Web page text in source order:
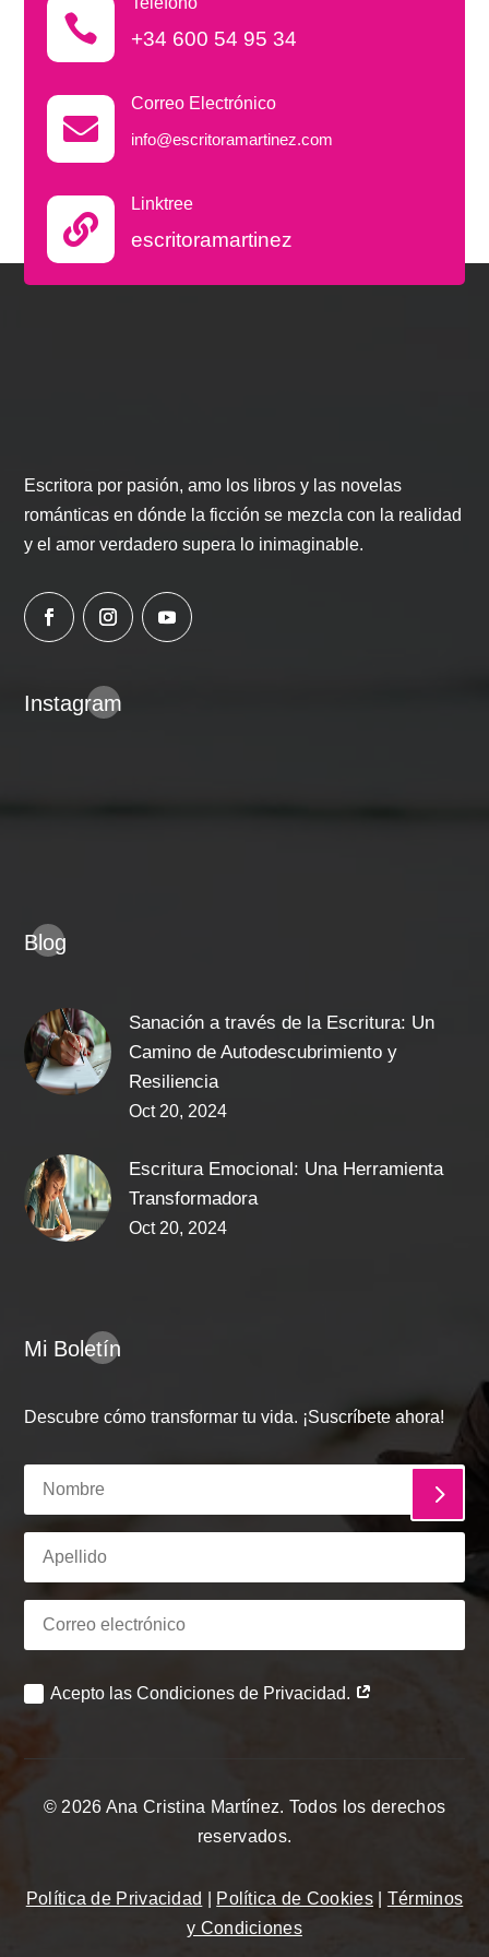
 +34 600 54 95 34

Correo Electrónico
info@escritoramartinez.com

Linktree
escritoramartinez
Escritora por pasión, amo los libros y las novelas
románticas en dónde la ficción se mezcla con la realidad
y el amor verdadero supera lo inimaginable.
Instagram
Blog
Sanación a través de la Escritura: Un
Camino de Autodescubrimiento y
Resiliencia
Oct 20, 2024
Escritura Emocional: Una Herramienta
Transformadora
Oct 20, 2024
Mi Boletín
Descubre cómo transformar tu vida. ¡Suscríbete ahora!
Acepto las Condiciones de Privacidad.
© 2026 Ana Cristina Martínez. Todos los derechos
reservados.
Política de Privacidad Política de Cookies| Términos
y Condiciones